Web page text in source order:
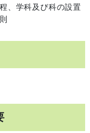
、学科及び科の設置